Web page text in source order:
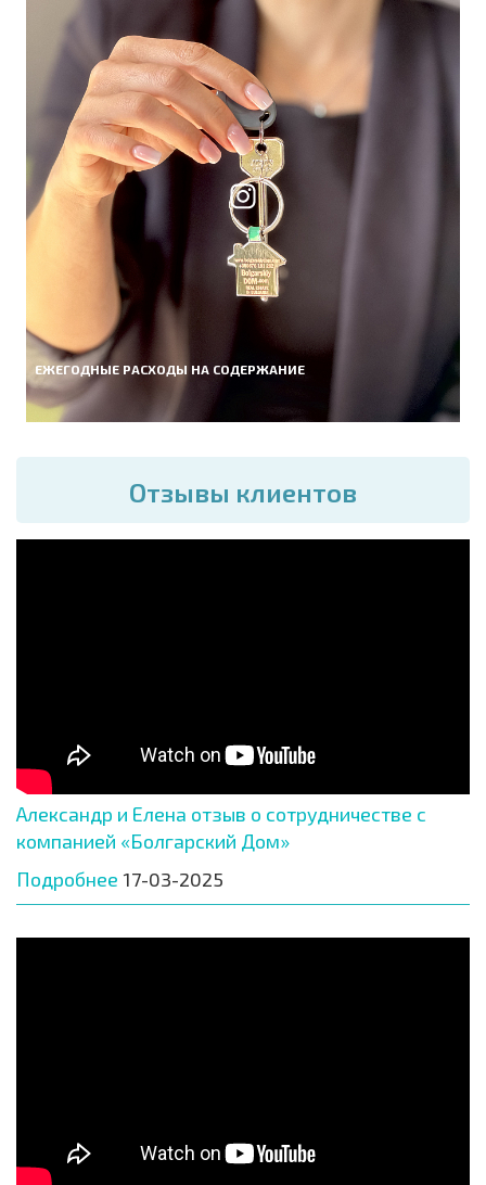
ЕЖЕГОДНЫЕ РАСХОДЫ НА СОДЕРЖАНИЕ
Отзывы клиентов
Александр и Елена отзыв о сотрудничестве с
компанией «Болгарский Дом»
Подробнее 17-03-2025